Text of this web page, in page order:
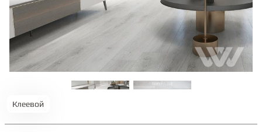
КОВРОВАЯ ПЛИТКА
МОДУЛЬНЫЕ ПВХ
Клеевой